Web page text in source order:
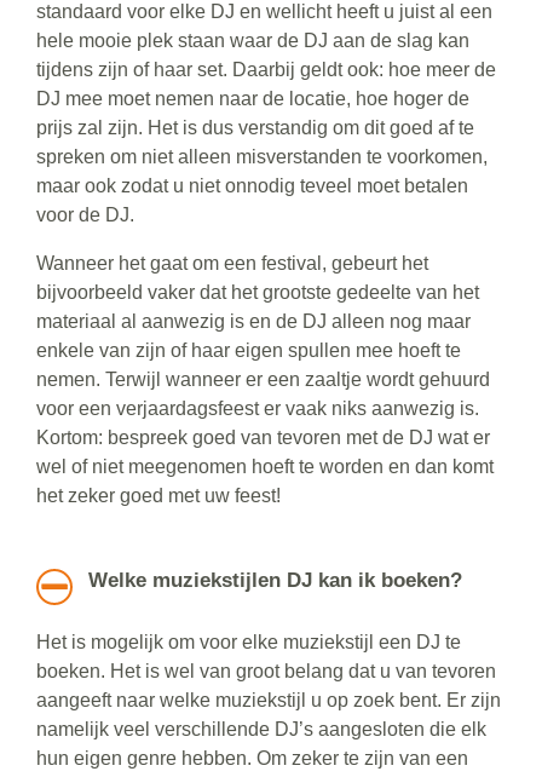
standaard voor elke DJ en wellicht heeft u juist al een
hele mooie plek staan waar de DJ aan de slag kan
tijdens zijn of haar set. Daarbij geldt ook: hoe meer de
DJ mee moet nemen naar de locatie, hoe hoger de
prijs zal zijn. Het is dus verstandig om dit goed af te
spreken om niet alleen misverstanden te voorkomen,
maar ook zodat u niet onnodig teveel moet betalen
voor de DJ.
Wanneer het gaat om een festival, gebeurt het
bijvoorbeeld vaker dat het grootste gedeelte van het
materiaal al aanwezig is en de DJ alleen nog maar
enkele van zijn of haar eigen spullen mee hoeft te
nemen. Terwijl wanneer er een zaaltje wordt gehuurd
voor een verjaardagsfeest er vaak niks aanwezig is.
Kortom: bespreek goed van tevoren met de DJ wat er
wel of niet meegenomen hoeft te worden en dan komt
het zeker goed met uw feest!
Welke muziekstijlen DJ kan ik boeken?
Het is mogelijk om voor elke muziekstijl een DJ te
boeken. Het is wel van groot belang dat u van tevoren
aangeeft naar welke muziekstijl u op zoek bent. Er zijn
namelijk veel verschillende DJ’s aangesloten die elk
hun eigen genre hebben. Om zeker te zijn van een